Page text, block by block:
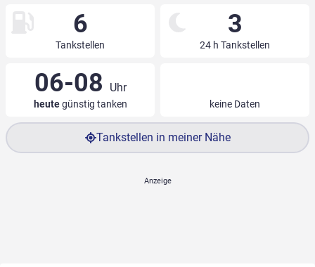
6
Tankstellen
3
24 h Tankstellen
06-08 Uhr
heutegünstig tanken keine Daten
Tankstellen in meiner Nähe